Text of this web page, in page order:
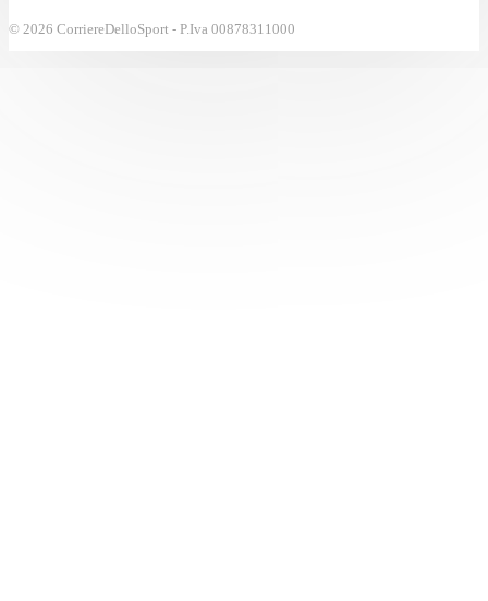
© 2026 CorriereDelloSport - P.Iva 00878311000